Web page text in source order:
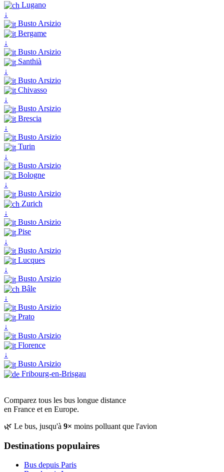
Lugano
↓
Busto Arsizio
Bergame
↓
Busto Arsizio
Santhià
↓
Busto Arsizio
Chivasso
↓
Busto Arsizio
Brescia
↓
Busto Arsizio
Turin
↓
Busto Arsizio
Bologne
↓
Busto Arsizio
Zurich
↓
Busto Arsizio
Pise
↓
Busto Arsizio
Lucques
↓
Busto Arsizio
Bâle
↓
Busto Arsizio
Prato
↓
Busto Arsizio
Florence
↓
Busto Arsizio
Fribourg-en-Brisgau
Comparez tous les bus longue distance
en France et en Europe.
🌿 Le bus, jusqu'à 9× moins polluant que l'avion
Destinations populaires
Bus depuis Paris